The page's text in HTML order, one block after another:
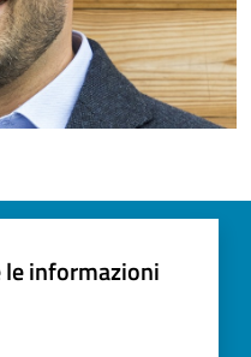
le informazioni